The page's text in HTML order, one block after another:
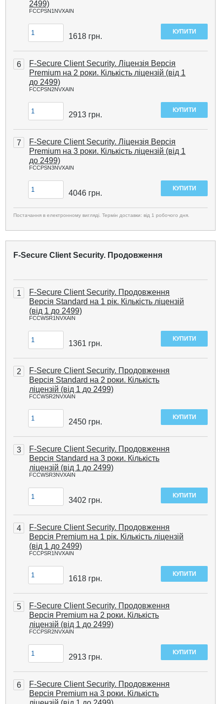
2499)
FCCPSN1NVXAIN
1618 грн.
6
F-Secure Client Security. Ліцензія Версія
Premium на 2 роки. Кількість ліцензій (від 1
до 2499)
FCCPSN2NVXAIN
2913 грн.
7
F-Secure Client Security. Ліцензія Версія
Premium на 3 роки. Кількість ліцензій (від 1
до 2499)
FCCPSN3NVXAIN
4046 грн.
Постачання в електронному вигляді. Термін доставки: від 1 робочого дня.
F-Secure Client Security. Продовження
1
F-Secure Client Security. Продовження
Версія Standard на 1 рік. Кількість ліцензій
(від 1 до 2499)
FCCWSR1NVXAIN
1361 грн.
2
F-Secure Client Security. Продовження
Версія Standard на 2 роки. Кількість
ліцензій (від 1 до 2499)
FCCWSR2NVXAIN
2450 грн.
3
F-Secure Client Security. Продовження
Версія Standard на 3 роки. Кількість
ліцензій (від 1 до 2499)
FCCWSR3NVXAIN
3402 грн.
4
F-Secure Client Security. Продовження
Версія Premium на 1 рік. Кількість ліцензій
(від 1 до 2499)
FCCPSR1NVXAIN
1618 грн.
5
F-Secure Client Security. Продовження
Версія Premium на 2 роки. Кількість
ліцензій (від 1 до 2499)
FCCPSR2NVXAIN
2913 грн.
6
F-Secure Client Security. Продовження
Версія Premium на 3 роки. Кількість